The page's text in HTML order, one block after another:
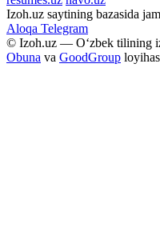
Izoh.uz saytining bazasida
Aloqa Telegram
© Izoh.uz — O‘zbek tilining
Obuna va GoodGroup